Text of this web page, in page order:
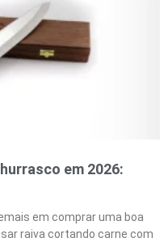
em 2026:
em comprar uma boa
raiva cortando carne com